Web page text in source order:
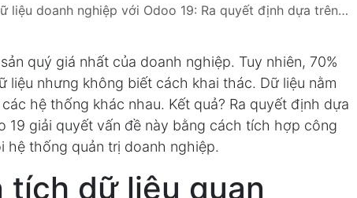
doanh nghiệp với Odoo 19: Ra quyết định dựa trên số liệu thực tế
quý giá nhất của doanh nghiệp. Tuy nhiên, 70%
liệu nhưng không biết cách khai thác. Dữ liệu nằm
hệ thống khác nhau. Kết quả? Ra quyết định dựa
19 giải quyết vấn đề này bằng cách tích hợp công
hệ thống quản trị doanh nghiệp.
tích dữ liệu quan